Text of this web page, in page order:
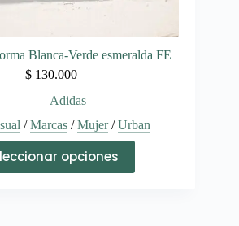
Blanca-Verde esmeralda FE
$ 130.000
Adidas
/Marcas/Mujer/Urban
opciones
producto
tiene